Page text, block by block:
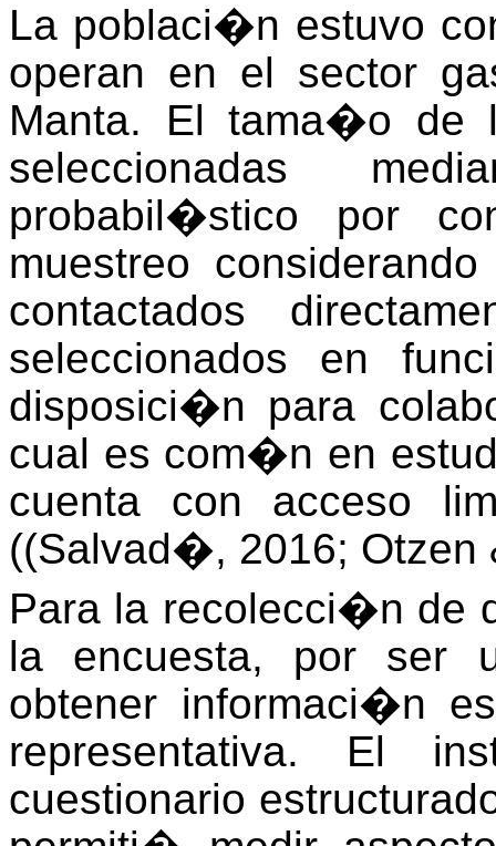
La poblaci�n estuvo
operan en el sector
Manta. El tama�o de
seleccionadas
probabil�stico por
muestreo
contactados
seleccionados en
disposici�n para
cual es com�n en
cuenta con acceso
((Salvad�, 2016; Otzen
Para la recolecci�n
la encuesta, por ser
obtener informaci�n
representativa. El
cuestionario